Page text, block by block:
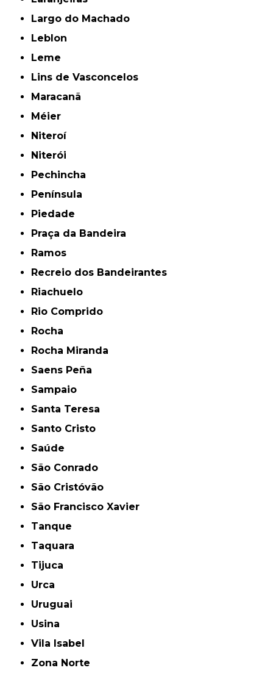
Largo do Machado
Leblon
Leme
Lins de Vasconcelos
Maracanã
Méier
Niteroí
Niterói
Pechincha
Península
Piedade
Praça da Bandeira
Ramos
Recreio dos Bandeirantes
Riachuelo
Rio Comprido
Rocha
Rocha Miranda
Saens Peña
Sampaio
Santa Teresa
Santo Cristo
Saúde
São Conrado
São Cristóvão
São Francisco Xavier
Tanque
Taquara
Tijuca
Urca
Uruguai
Usina
Vila Isabel
Zona Norte